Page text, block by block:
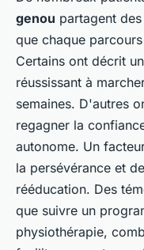
genou partagent
que chaque
Certains ont décrit
réussissant à
semaines. D'autres
regagner la
autonome. Un
la persévérance et
rééducation. Des
que suivre un
physiothérapie,